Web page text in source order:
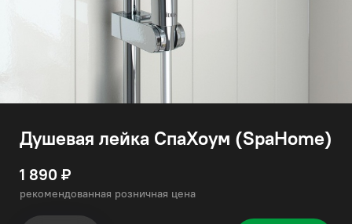
Душевая лейка СпаХоум (SpaHome)
1 890 ₽
рекомендованная розничная цена